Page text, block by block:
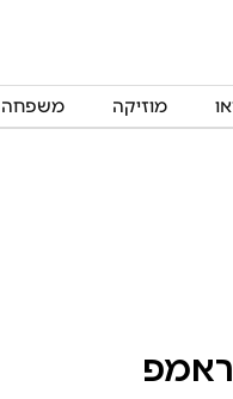
מוזיקה משפחה